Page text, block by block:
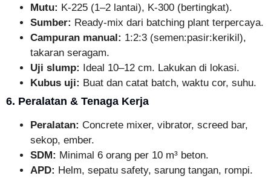
Mutu: K-225 (1–2 lantai), K-300 (bertingkat).
Sumber: Ready-mix dari batching plant terpercaya.
Campuran manual: 1:2:3 (semen:pasir:kerikil),
takaran seragam.
Uji slump:
Ideal 10–12 cm. Lakukan di lokasi.
Kubus uji: Buat dan catat batch, waktu cor, suhu.
6. Peralatan & Tenaga Kerja
Peralatan: Concrete mixer, vibrator, screed bar,
sekop, ember.
SDM: Minimal 6 orang per 10 m³ beton.
APD: Helm, sepatu safety, sarung tangan, rompi.